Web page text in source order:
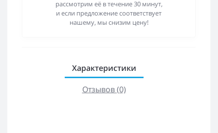
рассмотрим её в течение 30 минут,
и если предложение соответствует
нашему, мы снизим цену!
Характеристики
Отзывов (0)